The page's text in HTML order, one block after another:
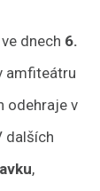
dnech 6.
amfiteátru
odehraje v
dalších
,